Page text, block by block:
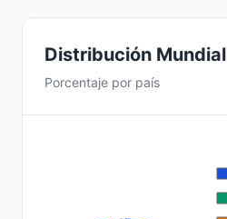
Distribución Mundial
Porcentaje por país